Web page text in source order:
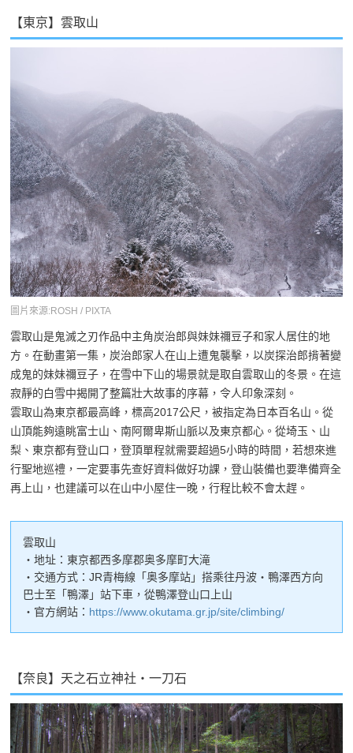
【東京】雲取山
圖片來源:ROSH / PIXTA
雲取山是鬼滅之刃作品中主角炭治郎與妹妹禰豆子和家人居住的地
方。在動畫第一集，炭治郎家人在山上遭鬼襲擊，以炭探治郎揹著變
成鬼的妹妹禰豆子，在雪中下山的場景就是取自雲取山的冬景。在這
寂靜的白雪中揭開了整篇壯大故事的序幕，令人印象深刻。
雲取山為東京都最高峰，標高2017公尺，被指定為日本百名山。從
山頂能夠遠眺富士山、南阿爾卑斯山脈以及東京都心。從埼玉、山
梨、東京都有登山口，登頂單程就需要超過5小時的時間，若想來進
行聖地巡禮，一定要事先查好資料做好功課，登山裝備也要準備齊全
再上山，也建議可以在山中小屋住一晚，行程比較不會太趕。
雲取山
・地址：東京都西多摩郡奥多摩町大滝
・交通方式：JR青梅線「奥多摩站」搭乘往丹波・鴨澤西方向
巴士至「鴨澤」站下車，從鴨澤登山口上山
・官方網站： https://www.okutama.gr.jp/site/climbing/
【奈良】天之石立神社・一刀石